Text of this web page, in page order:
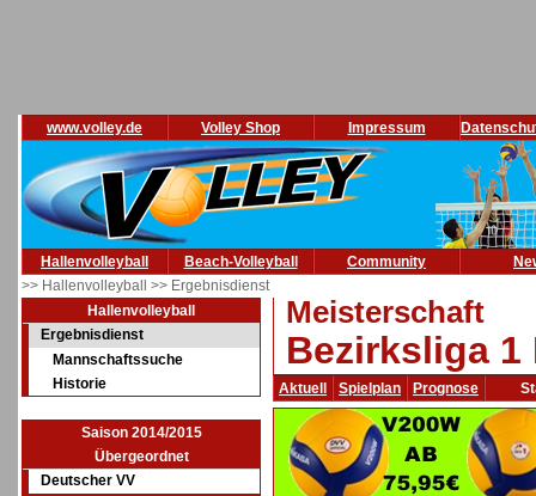
www.volley.de Volley Shop Impressum
Hallenvolleyball Beach-Volleyball Community
>> Hallenvolleyball >> Ergebnisdienst
Hallenvolleyball
Ergebnisdienst
Mannschaftssuche
Historie
Saison 2014/2015
Übergeordnet
Deutscher VV
Meisterschaft
Bezirksliga 1
Aktuell Spielplan Prognose